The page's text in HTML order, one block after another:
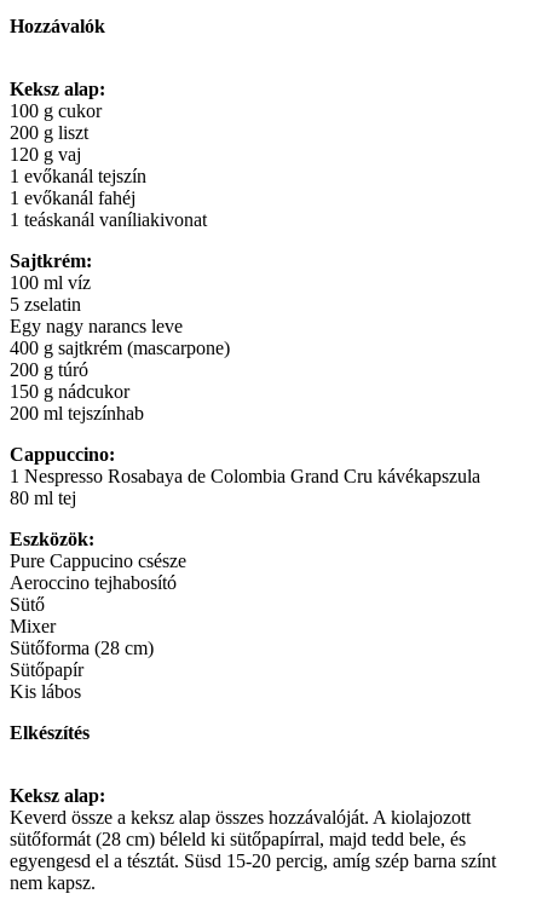
Hozzávalók
Keksz alap:
100 g cukor
200 g liszt
120 g vaj
1 evőkanál tejszín
1 evőkanál fahéj
1 teáskanál vaníliakivonat
Sajtkrém:
100 ml víz
5 zselatin
Egy nagy narancs leve
400 g sajtkrém (mascarpone)
200 g túró
150 g nádcukor
200 ml tejszínhab
Cappuccino:
1 Nespresso Rosabaya de Colombia Grand Cru kávékapszula
80 ml tej
Eszközök:
Pure Cappucino csésze
Aeroccino tejhabosító
Sütő
Mixer
Sütőforma (28 cm)
Sütőpapír
Kis lábos
Elkészítés
Keksz alap:
Keverd össze a keksz alap összes hozzávalóját. A kiolajozott
sütőformát (28 cm) béleld ki sütőpapírral, majd tedd bele, és
egyengesd el a tésztát. Süsd 15-20 percig, amíg szép barna színt
nem kapsz.